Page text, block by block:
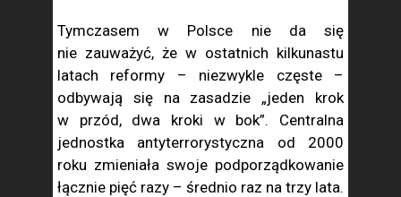
Tymczasem w Polsce nie da się
nie zauważyć, że w ostatnich kilkunastu
latach reformy – niezwykle częste –
odbywają się na zasadzie „jeden krok
w przód, dwa kroki w bok”. Centralna
jednostka antyterrorystyczna od 2000
roku zmieniała swoje podporządkowanie
łącznie pięć razy – średnio raz na trzy lata.